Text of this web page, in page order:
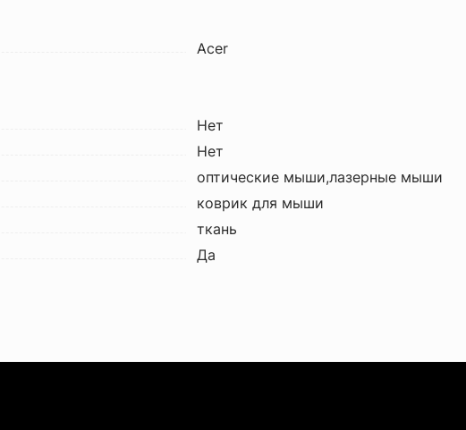
Acer
Нет
Нет
оптические мыши,лазерные мыши
коврик для мыши
ткань
Да